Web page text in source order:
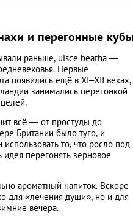
и перегонные
раньше, uisce beatha —
Первые
появились ещё в XI–XII веках,
занимались перегонкой
всё — от простуды до
Британии было туго, и
то, что росло под
перегонять зерновое
ароматный напиток. Вскоре
для «лечения души», но и для
вечера.